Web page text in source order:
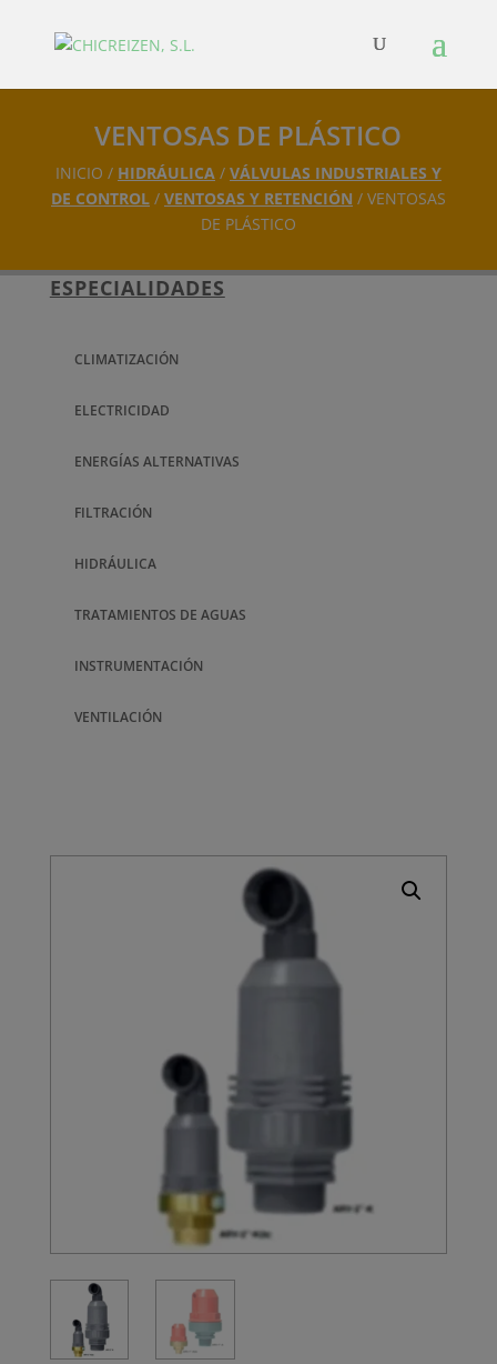
VENTOSAS DE PLÁSTICO
INICIO / HIDRÁULICA/ VÁLVULAS INDUSTRIALES Y
DE CONTROL/ VENTOSAS Y RETENCIÓN / VENTOSAS
DE PLÁSTICO
ESPECIALIDADES
CLIMATIZACIÓN
ELECTRICIDAD
ENERGÍAS ALTERNATIVAS
FILTRACIÓN
HIDRÁULICA
TRATAMIENTOS DE AGUAS
INSTRUMENTACIÓN
VENTILACIÓN